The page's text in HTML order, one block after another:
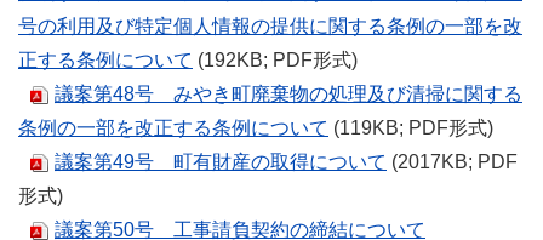
号の利用及び特定個人情報の提供に関する条例の一部を改
正する条例について (192KB; PDF形式)
議案第48号 みやき町廃棄物の処理及び清掃に関する
条例の一部を改正する条例について (119KB; PDF形式)
議案第49号 町有財産の取得について (2017KB; PDF
形式)
議案第50号 工事請負契約の締結について